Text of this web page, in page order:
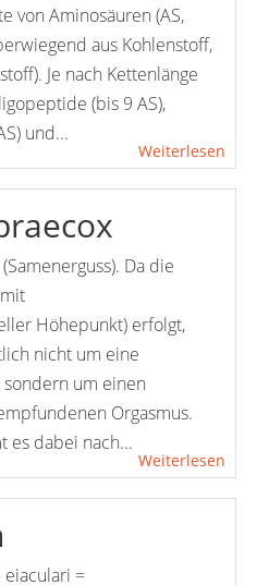
von Aminosäuren (AS,
aus Kohlenstoff,
Je nach Kettenlänge
(bis 9 AS),
und...
Weiterlesen
Da die
Höhepunkt) erfolgt,
nicht um eine
um einen
Orgasmus.
es dabei nach...
Weiterlesen
eiaculari =